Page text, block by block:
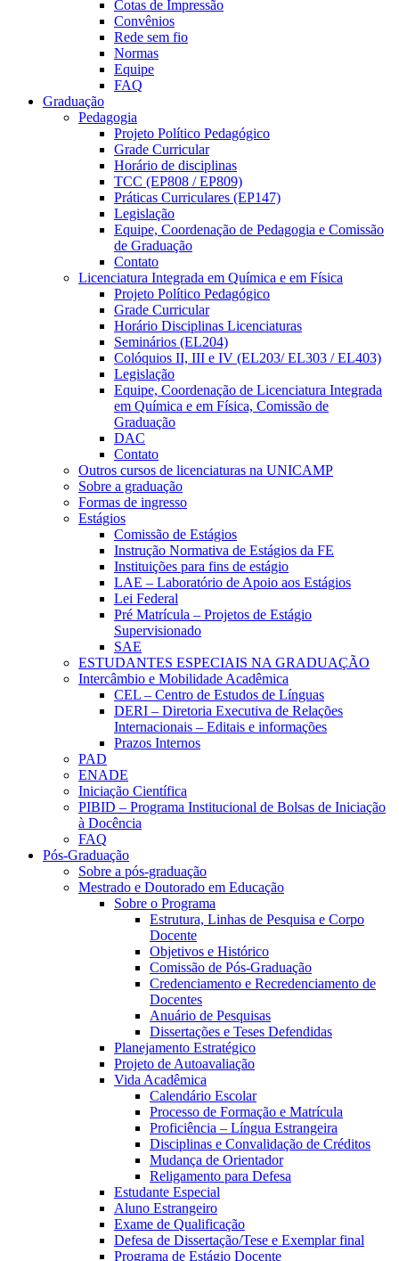
Cotas de Impressão
Convênios
Rede sem fio
Normas
Equipe
FAQ
Graduação
Pedagogia
Projeto Político Pedagógico
Grade Curricular
Horário de disciplinas
TCC (EP808 / EP809)
Práticas Curriculares (EP147)
Legislação
Equipe, Coordenação de Pedagogia e Comissão
de Graduação
Contato
Licenciatura Integrada em Química e em Física
Projeto Político Pedagógico
Grade Curricular
Horário Disciplinas Licenciaturas
Seminários (EL204)
Colóquios II, III e IV (EL203/ EL303 / EL403)
Legislação
Equipe, Coordenação de Licenciatura Integrada
em Química e em Física, Comissão de
Graduação
DAC
Contato
Outros cursos de licenciaturas na UNICAMP
Sobre a graduação
Formas de ingresso
Estágios
Comissão de Estágios
Instrução Normativa de Estágios da FE
Instituições para fins de estágio
LAE – Laboratório de Apoio aos Estágios
Lei Federal
Pré Matrícula – Projetos de Estágio
Supervisionado
SAE
ESTUDANTES ESPECIAIS NA GRADUAÇÃO
Intercâmbio e Mobilidade Acadêmica
CEL – Centro de Estudos de Línguas
DERI – Diretoria Executiva de Relações
Internacionais – Editais e informações
Prazos Internos
PAD
ENADE
Iniciação Científica
PIBID – Programa Institucional de Bolsas de Iniciação
à Docência
FAQ
Pós-Graduação
Sobre a pós-graduação
Mestrado e Doutorado em Educação
Sobre o Programa
Estrutura, Linhas de Pesquisa e Corpo
Docente
Objetivos e Histórico
Comissão de Pós-Graduação
Credenciamento e Recredenciamento de
Docentes
Anuário de Pesquisas
Dissertações e Teses Defendidas
Planejamento Estratégico
Projeto de Autoavaliação
Vida Acadêmica
Calendário Escolar
Processo de Formação e Matrícula
Proficiência – Língua Estrangeira
Disciplinas e Convalidação de Créditos
Mudança de Orientador
Religamento para Defesa
Estudante Especial
Aluno Estrangeiro
Exame de Qualificação
Defesa de Dissertação/Tese e Exemplar final
Programa de Estágio Docente